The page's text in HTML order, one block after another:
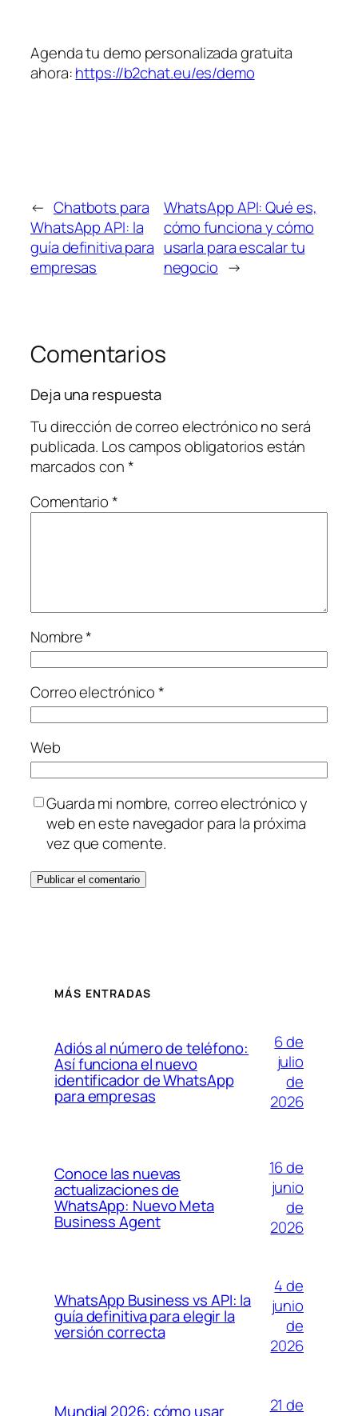
Agenda tu demo personalizada gratuita
ahora:https://b2chat.eu/es/demo
← Chatbots para
WhatsApp API: la
guía definitiva para
empresas
WhatsApp API: Qué es,
cómo funciona y cómo
usarla para escalar tu
negocio →
Comentarios
Deja una respuesta
Tu dirección de correo electrónico no será
publicada. Los campos obligatorios están
marcados con*
Comentario*
Nombre*
Correo electrónico*
Web
Guarda mi nombre, correo electrónico y
web en este navegador para la próxima
vez que comente.
MÁS ENTRADAS
Adiós al número de teléfono:
Así funciona el nuevo
identificador de WhatsApp
para empresas
6 de
julio
de
2026
Conoce las nuevas
actualizaciones de
WhatsApp: Nuevo Meta
Business Agent
16 de
junio
de
2026
WhatsApp Business vs API: la
guía definitiva para elegir la
versión correcta
4 de
junio
de
2026
Mundial 2026: cómo usar
21 de